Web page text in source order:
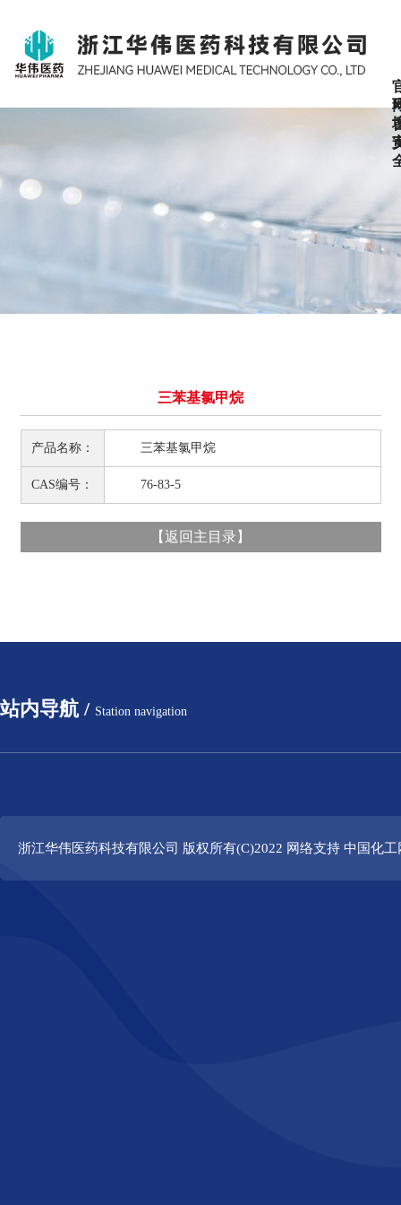
三苯基氯甲烷
产品名称： 三苯基氯甲烷
CAS编号： 76-83-5
【返回主目录 】
站内导航 / Station navigation
浙江华伟医药科技有限公司 版权所有(C)2022 网络支持 中国化工